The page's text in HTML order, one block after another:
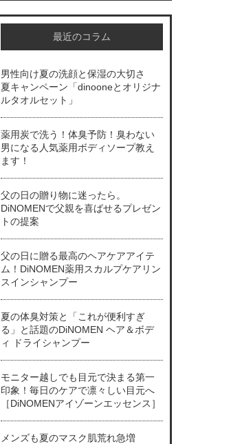
最近のコラム
男性向け夏の洗顔と保湿の大切さ
夏キャンペーン「dinooneとオリジナ
ルタオルセット」
薬用炭で洗う！体臭予防！臭わない
男になる人気薬用ボディソープ教え
ます！
父の日の贈り物に迷ったら。
DiNOMENで父親を喜ばせるプレゼン
トの提案
父の日に贈る最高のヘアケアアイテ
ム！DiNOMEN薬用スカルプケアリン
スインシャンプー
夏の体臭対策と「これが便利すぎ
る」と話題のDiNOMEN ヘア＆ボデ
ィ ドライシャンプー
モニター越しでも目元で決まる第一
印象！毎日のケアで凛々しい目元へ
［DiNOMENアイゾーンエッセンス］
メンズも夏のマスク肌荒れ急増